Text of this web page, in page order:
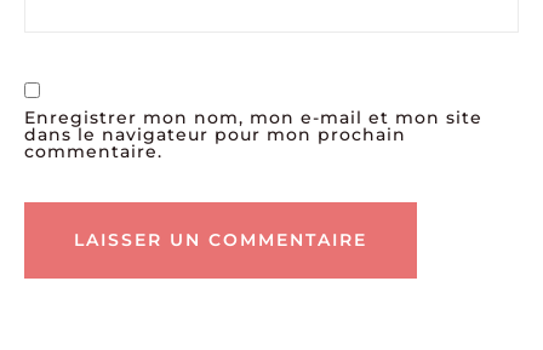
Enregistrer mon nom, mon e-mail et mon site
dans le navigateur pour mon prochain
commentaire.